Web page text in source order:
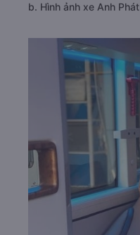
b. Hình ảnh xe Anh Phát